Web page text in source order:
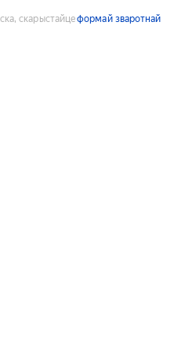
скарыстайцеформай зваротнай